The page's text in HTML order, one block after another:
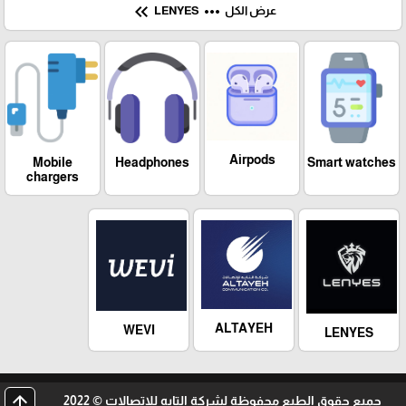
عرض الكل more_horiz
keyboard_double_arrow_left
Smart watches
Airpods
Headphones
Mobile
chargers
LENYES
ALTAYEH
WEVI
جميع حقوق الطبع محفوظة لشركة التايه للاتصالات © 2022